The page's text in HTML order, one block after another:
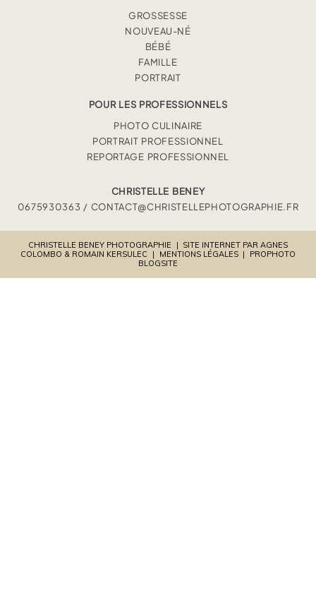
GROSSESSE
NOUVEAU-NÉ
BÉBÉ
FAMILLE
PORTRAIT
POUR LES PROFESSIONNELS
PHOTO CULINAIRE
PORTRAIT PROFESSIONNEL
REPORTAGE PROFESSIONNEL
CHRISTELLE BENEY
0675930363 / CONTACT@CHRISTELLEPHOTOGRAPHIE.FR
CHRISTELLE BENEY PHOTOGRAPHIE | SITE INTERNET PAR AGNES
COLOMBO & ROMAIN KERSULEC
| MENTIONS LÉGALES |
PROPHOTO
BLOGSITE